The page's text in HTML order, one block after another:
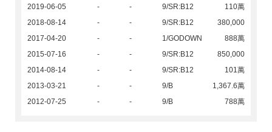
2019-06-05
- - 9/SR:B12
110萬
2018-08-14
- - 9/SR:B12
380,000
2017-04-20
- - 1/GODOWN
888萬
2015-07-16
- - 9/SR:B12
850,000
2014-08-14
- - 9/SR:B12
101萬
2013-03-21
- - 9/B
1,367.6萬
2012-07-25
- - 9/B 788萬